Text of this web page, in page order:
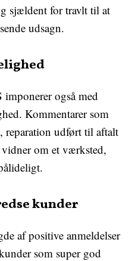
sjældent for travlt til at
udsagn.
også med
Kommentarer som
reparation udført til aftalt
om et værksted,
kunder
af positive anmeldelser
som super god